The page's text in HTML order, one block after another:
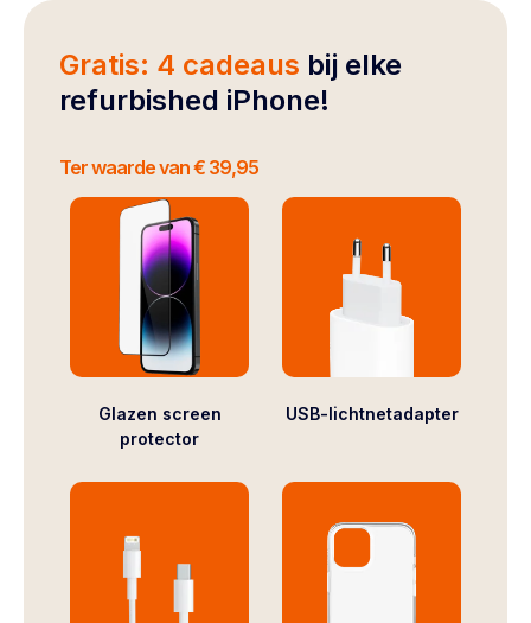
Gratis: 4 cadeaus bij elke
refurbished iPhone!
Ter waarde van € 39,95
Glazen screen
protector
USB-lichtnetadapter